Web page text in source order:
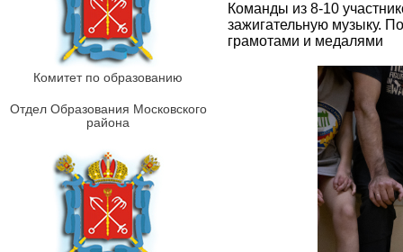
Комитет по образованию
Отдел Образования Московского
района
Команды из 8-10
зажигательную музыку.
грамотами и медалями